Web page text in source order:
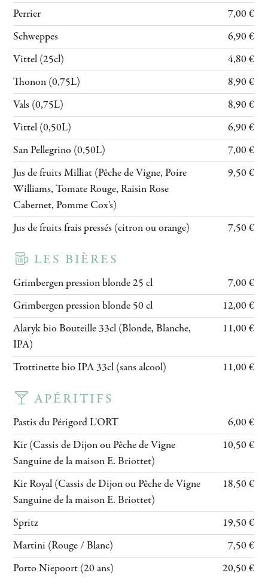
Perrier
7,00 €
Schweppes
6,90 €
Vittel (25cl)
4,80 €
Thonon (0,75L)
8,90 €
Vals (0,75L)
8,90 €
Vittel (0,50L)
6,90 €
San Pellegrino (0,50L)
7,00 €
Jus de fruits Milliat (Pêche de Vigne, Poire
Williams, Tomate Rouge, Raisin Rose
Cabernet, Pomme Cox's)
9,50 €
Jus de fruits frais pressés (citron ou orange) 7,50 €
LES BIÈRES
Grimbergen pression blonde 25 cl
7,00 €
Grimbergen pression blonde 50 cl
12,00 €
Alaryk bio Bouteille 33cl (Blonde, Blanche,
IPA)
11,00 €
Trottinette bio IPA 33cl (sans alcool) 11,00 €
APÉRITIFS
Pastis du Périgord L'ORT
6,00 €
Kir (Cassis de Dijon ou Pêche de Vigne
Sanguine de la maison E. Briottet)
10,50 €
Kir Royal (Cassis de Dijon ou Pêche de Vigne
Sanguine de la maison E. Briottet)
18,50 €
Spritz
19,50 €
Martini (Rouge / Blanc)
7,50 €
Porto Niepoort (20 ans)
20,50 €